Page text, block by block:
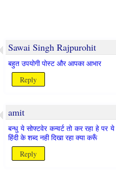
Sawai Singh Rajpurohit
बहुत उपयोगी पोस्ट और आपका आभार
Reply
amit
बन्धु ये सोफ्टवेर कन्वर्ट तो कर रहा हे पर
हिंदी के शब्द नही दिखा रहा क्या करूँ
Reply